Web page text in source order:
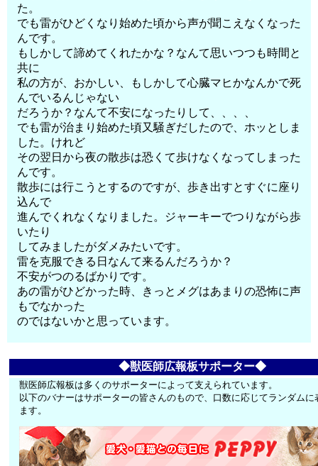
た。
でも雷がひどくなり始めた頃から声が聞こえなくなった
んです。
もしかして諦めてくれたかな？なんて思いつつも時間と
共に
私の方が、おかしい、もしかして心臓マヒかなんかで死
んでいるんじゃない
だろうか？なんて不安になったりして、、、、
でも雷が治まり始めた頃又騒ぎだしたので、ホッとしま
した。けれど
その翌日から夜の散歩は恐くて歩けなくなってしまった
んです。
散歩には行こうとするのですが、歩き出すとすぐに座り
込んで
進んでくれなくなりました。ジャーキーでつりながら歩
いたり
してみましたがダメみたいです。
雷を克服できる日なんて来るんだろうか？
不安がつのるばかりです。
あの雷がひどかった時、きっとメグはあまりの恐怖に声
もでなかった
のではないかと思っています。
◆獣医師広報板サポーター◆
獣医師広報板は多くのサポーターによって支えられています。
以下のバナーはサポーターの皆さんのもので、口数に応じてランダムに
ます。